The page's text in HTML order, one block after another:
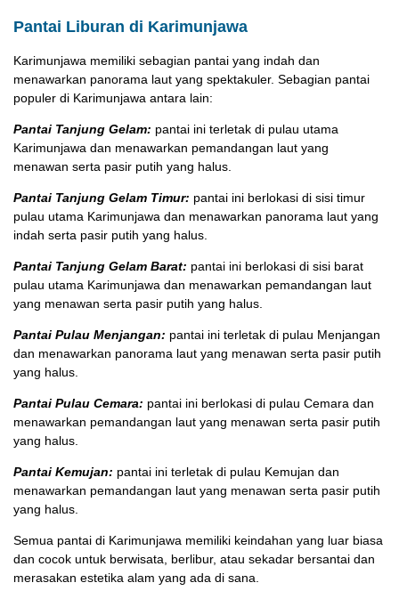
Pantai Liburan di Karimunjawa
Karimunjawa memiliki sebagian pantai yang indah dan
menawarkan panorama laut yang spektakuler. Sebagian pantai
populer di Karimunjawa antara lain:
Pantai Tanjung Gelam: pantai ini terletak di pulau utama
Karimunjawa dan menawarkan pemandangan laut yang
menawan serta pasir putih yang halus.
Pantai Tanjung Gelam Timur: pantai ini berlokasi di sisi timur
pulau utama Karimunjawa dan menawarkan panorama laut yang
indah serta pasir putih yang halus.
Pantai Tanjung Gelam Barat: pantai ini berlokasi di sisi barat
pulau utama Karimunjawa dan menawarkan pemandangan laut
yang menawan serta pasir putih yang halus.
Pantai Pulau Menjangan: pantai ini terletak di pulau Menjangan
dan menawarkan panorama laut yang menawan serta pasir putih
yang halus.
Pantai Pulau Cemara: pantai ini berlokasi di pulau Cemara dan
menawarkan pemandangan laut yang menawan serta pasir putih
yang halus.
Pantai Kemujan: pantai ini terletak di pulau Kemujan dan
menawarkan pemandangan laut yang menawan serta pasir putih
yang halus.
Semua pantai di Karimunjawa memiliki keindahan yang luar biasa
dan cocok untuk berwisata, berlibur, atau sekadar bersantai dan
merasakan estetika alam yang ada di sana.